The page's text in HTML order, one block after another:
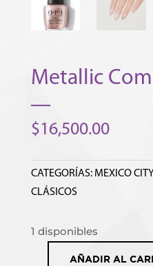
Metallic
$16,500.00
CATEGORÍAS: MEXICO CITY
CLÁSICOS
1 disponibles
AÑADIR AL